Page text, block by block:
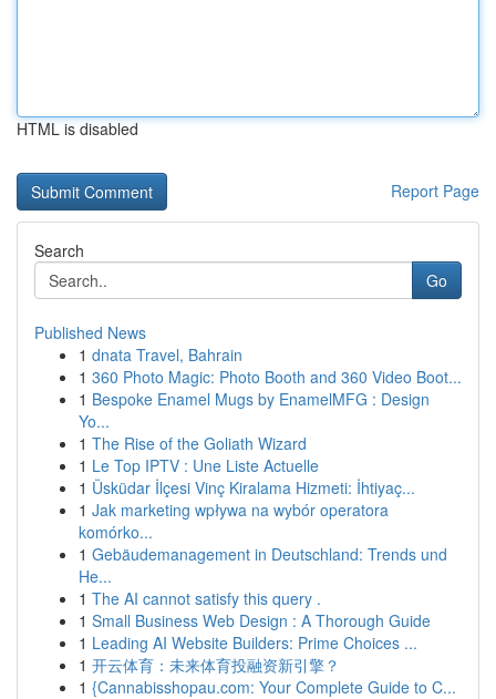
HTML is disabled
Report Page
Search
Go
Published News
1 dnata Travel, Bahrain
1 360 Photo Magic: Photo Booth and 360 Video Boot...
1 Bespoke Enamel Mugs by EnamelMFG : Design
Yo...
1 The Rise of the Goliath Wizard
1 Le Top IPTV : Une Liste Actuelle
1 Üsküdar İlçesi Vinç Kiralama Hizmeti: İhtiyaç...
1 Jak marketing wpływa na wybór operatora
komórko...
1 Gebäudemanagement in Deutschland: Trends und
He...
1 The AI cannot satisfy this query .
1 Small Business Web Design : A Thorough Guide
1 Leading AI Website Builders: Prime Choices ...
1 开云体育：未来体育投融资新引擎？
1 {Cannabisshopau.com: Your Complete Guide to C...